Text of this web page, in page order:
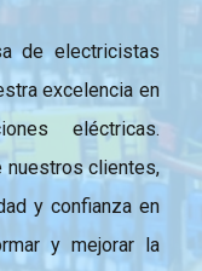
de electricistas
excelencia en
eléctricas.
nuestros clientes,
y confianza en
y mejorar la